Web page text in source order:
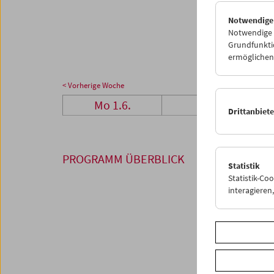
06
< Vorherige Woche
Mo 1.6.
PROGRAMM ÜBERBLICK
Notwendige
Statistik
Statistik-